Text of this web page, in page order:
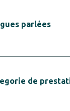
parlées
de